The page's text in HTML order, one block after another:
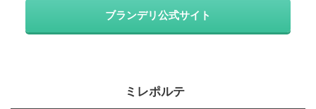
ブランデリ公式サイト
ミレポルテ